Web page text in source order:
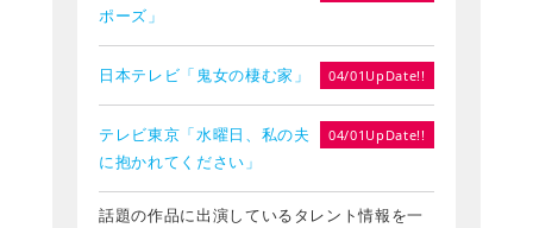
ポーズ」
日本テレビ「鬼女の棲む家」 04/01UpDate!!
テレビ東京「水曜日、私の夫
に抱かれてください」
04/01UpDate!!
話題の作品に出演しているタレント情報を一